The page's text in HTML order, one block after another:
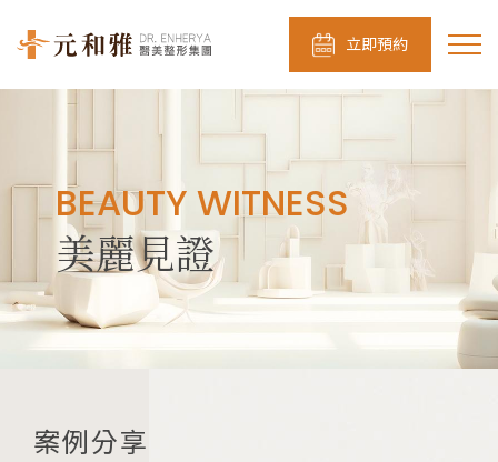
立即預約
BEAUTY WITNESS
美麗見證
案例分享